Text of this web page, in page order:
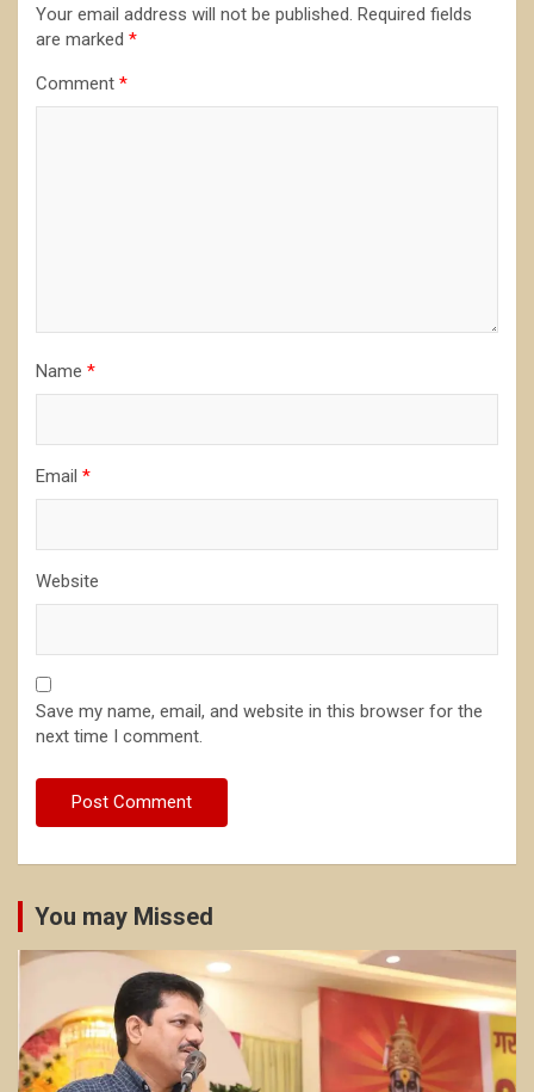
Your email address will not be published. Required fields
are marked *
Comment *
Name *
Email *
Website
Save my name, email, and website in this browser for the
next time I comment.
You may Missed